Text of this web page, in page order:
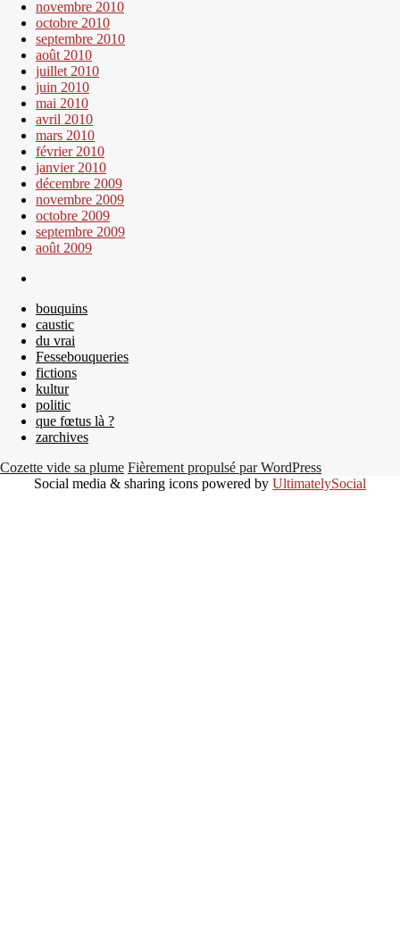
novembre 2010
octobre 2010
septembre 2010
août 2010
juillet 2010
juin 2010
mai 2010
avril 2010
mars 2010
février 2010
janvier 2010
décembre 2009
novembre 2009
octobre 2009
septembre 2009
août 2009
bouquins
caustic
du vrai
Fessebouqueries
fictions
kultur
politic
que fœtus là ?
zarchives
Cozette vide sa plume Fièrement propulsé par WordPress
Social media & sharing icons powered by UltimatelySocial